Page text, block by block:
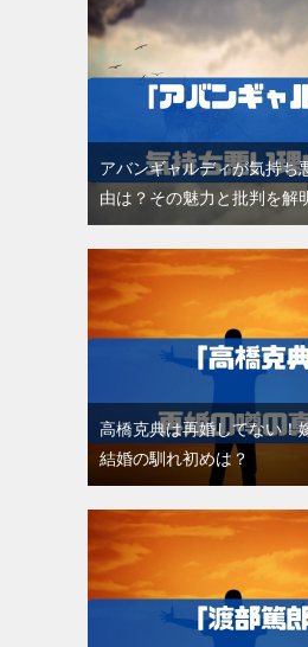
アバンギャルディが気持ち
由は？その魅力と批判を解
高橋克典は再婚してない！
結婚の馴れ初めは？